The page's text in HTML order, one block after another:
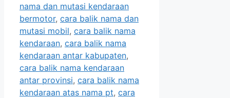
nama dan mutasi kendaraan
bermotor, cara balik nama dan
mutasi mobil, cara balik nama
kendaraan, cara balik nama
kendaraan antar kabupaten,
cara balik nama kendaraan
antar provinsi, cara balik nama
kendaraan atas nama pt, cara